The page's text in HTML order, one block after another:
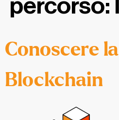
percorso:
Conoscere la
Blockchain